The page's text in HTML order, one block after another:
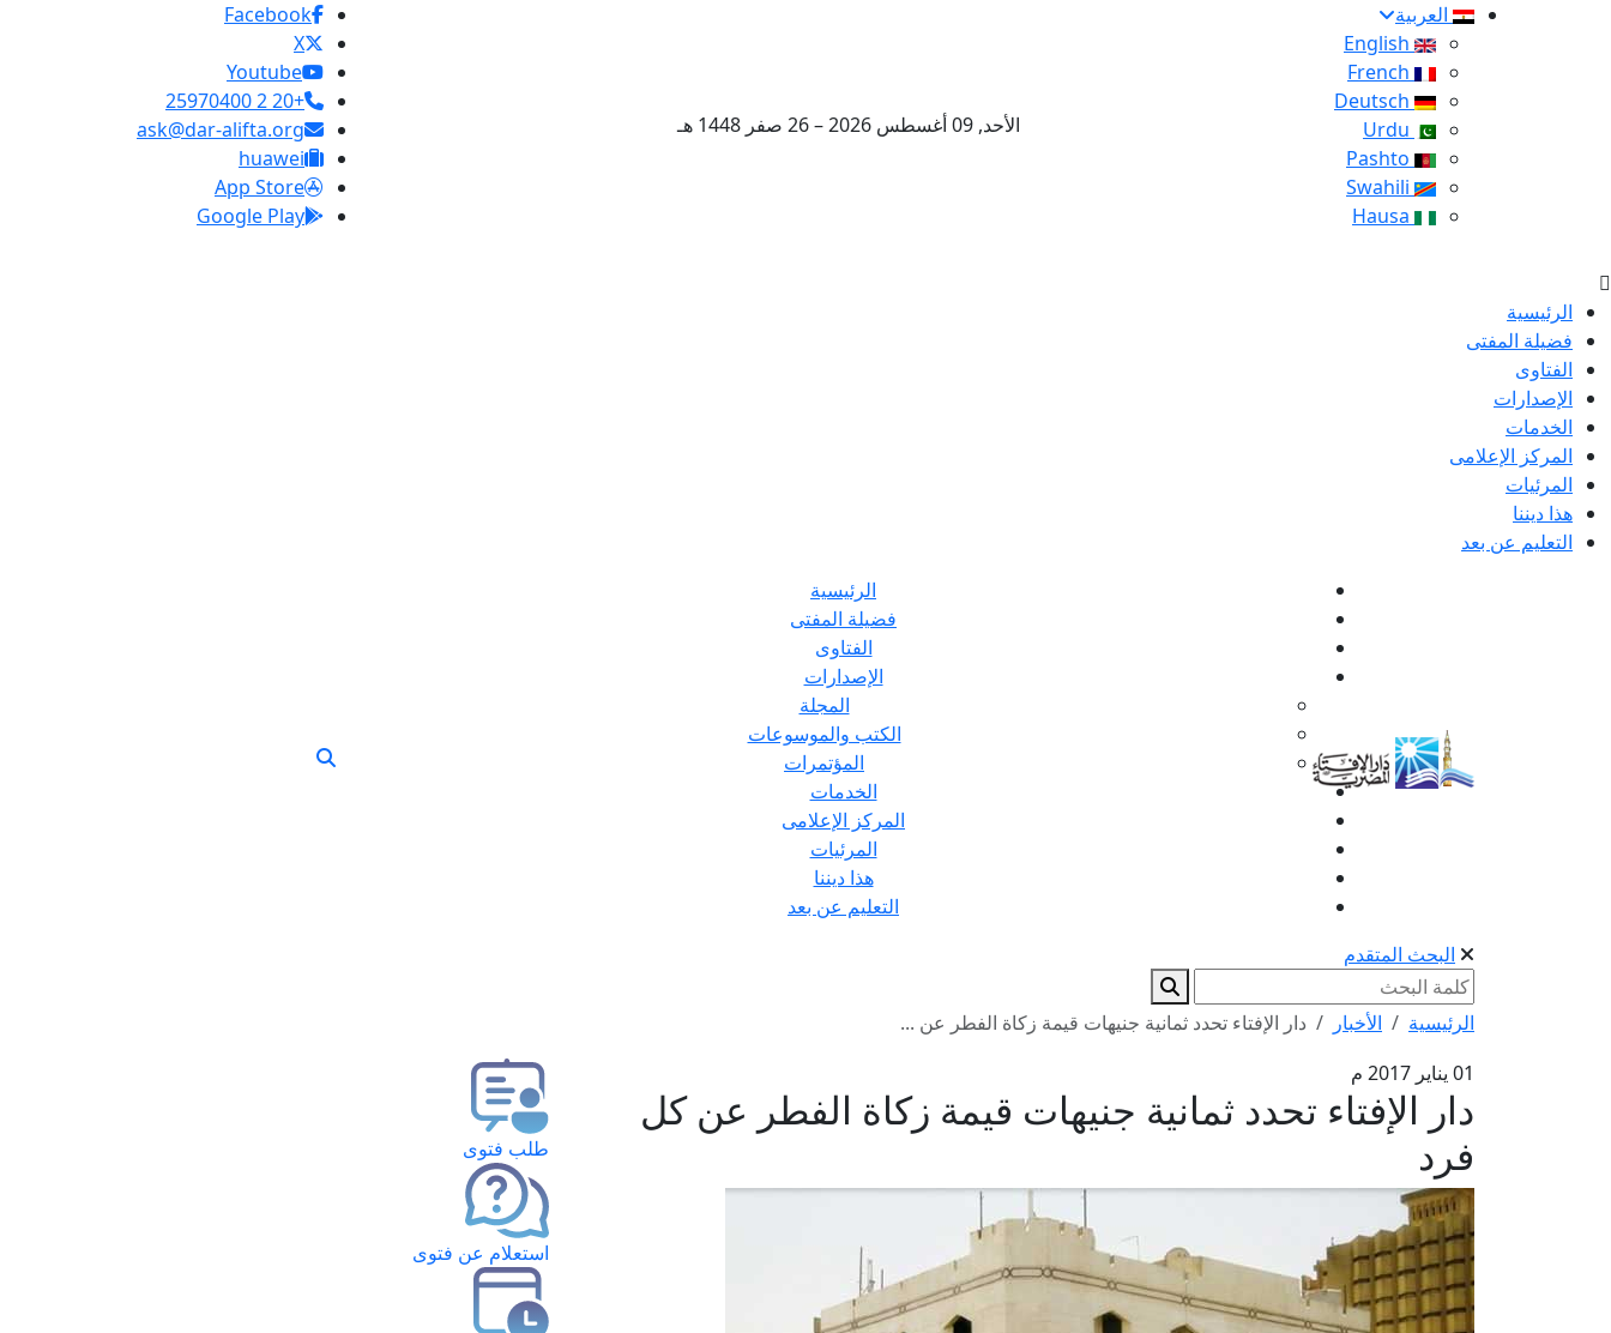
العربية
الأحد, 09 أغسطس 2026 – 26 صفر 1448 هـ
Facebook
X
Youtube
+20 2 25970400
ask@dar-alifta.org
huawei
App Store
Google Play
الرئيسية
فضيلة المفتى
الفتاوى
الإصدارات
الخدمات
المركز الإعلامى
المرئيات
هذا ديننا
التعليم عن بعد
الرئيسية
فضيلة المفتى
الفتاوى
الإصدارات
المجلة
الكتب والموسوعات
المؤتمرات
الخدمات
المركز الإعلامى
المرئيات
هذا ديننا
التعليم عن بعد
البحث المتقدم
الرئيسية الأخبار
دار الإفتاء تحدد ثمانية جنيهات قيمة زكاة الفطر عن ...
01 يناير 2017 م
دار الإفتاء تحدد ثمانية جنيهات قيمة زكاة الفطر عن كل
فرد
طلب فتوى
استعلام عن فتوى